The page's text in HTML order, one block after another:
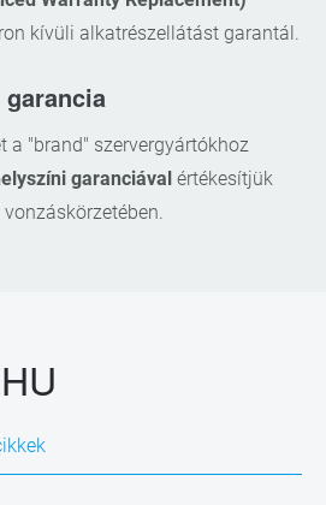
kívüli alkatrészellátást garantál.
a "brand" szervergyártókhoz
garanciával értékesítjük